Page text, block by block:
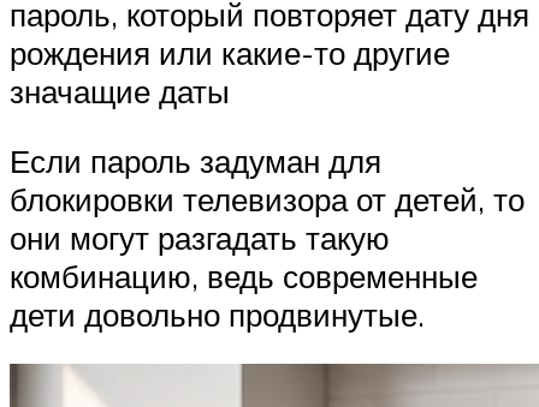
пароль, который повторяет дату дня
рождения или какие-то другие
значащие даты
Если пароль задуман для
блокировки телевизора от детей, то
они могут разгадать такую
комбинацию, ведь современные
дети довольно продвинутые.